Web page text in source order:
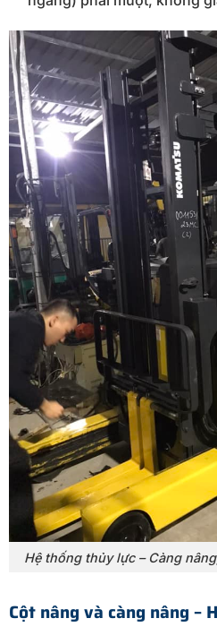
Hệ thống thủy lực – Càng
Cột nâng và càng nâng –